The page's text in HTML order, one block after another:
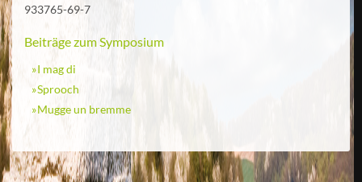
933765-69-7
Beiträge zum Symposium
I mag di
Sprooch
Mugge un bremme